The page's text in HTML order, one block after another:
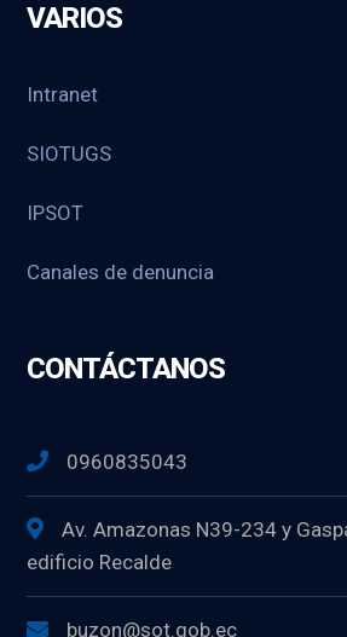
VARIOS
Intranet
SIOTUGS
IPSOT
Canales de denuncia
CONTÁCTANOS
0960835043
Av. Amazonas N39-234 y
edificio Recalde
buzon@sot.gob.ec